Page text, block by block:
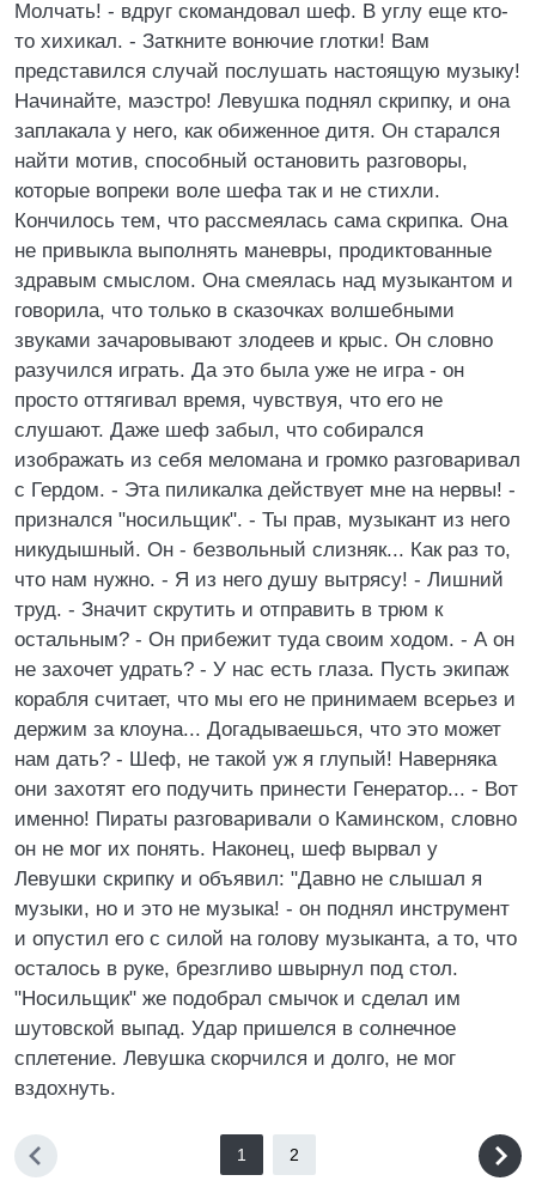
Молчать! - вдруг скомандовал шеф. В углу еще кто-
то хихикал. - Заткните вонючие глотки! Вам
представился случай послушать настоящую музыку!
Начинайте, маэстро! Левушка поднял скрипку, и она
заплакала у него, как обиженное дитя. Он старался
найти мотив, способный остановить разговоры,
которые вопреки воле шефа так и не стихли.
Кончилось тем, что рассмеялась сама скрипка. Она
не привыкла выполнять маневры, продиктованные
здравым смыслом. Она смеялась над музыкантом и
говорила, что только в сказочках волшебными
звуками зачаровывают злодеев и крыс. Он словно
разучился играть. Да это была уже не игра - он
просто оттягивал время, чувствуя, что его не
слушают. Даже шеф забыл, что собирался
изображать из себя меломана и громко разговаривал
с Гердом. - Эта пиликалка действует мне на нервы! -
признался "носильщик". - Ты прав, музыкант из него
никудышный. Он - безвольный слизняк... Как раз то,
что нам нужно. - Я из него душу вытрясу! - Лишний
труд. - Значит скрутить и отправить в трюм к
остальным? - Он прибежит туда своим ходом. - А он
не захочет удрать? - У нас есть глаза. Пусть экипаж
корабля считает, что мы его не принимаем всерьез и
держим за клоуна... Догадываешься, что это может
нам дать? - Шеф, не такой уж я глупый! Наверняка
они захотят его подучить принести Генератор... - Вот
именно! Пираты разговаривали о Каминском, словно
он не мог их понять. Наконец, шеф вырвал у
Левушки скрипку и объявил: "Давно не слышал я
музыки, но и это не музыка! - он поднял инструмент
и опустил его с силой на голову музыканта, а то, что
осталось в руке, брезгливо швырнул под стол.
"Носильщик" же подобрал смычок и сделал им
шутовской выпад. Удар пришелся в солнечное
сплетение. Левушка скорчился и долго, не мог
вздохнуть.
1 2